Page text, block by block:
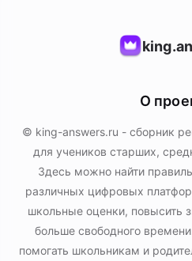
О
© king-answers.ru - сборник
для учеников старших,
Здесь можно найти
различных цифровых
школьные оценки, повысить
больше свободного
помогать школьникам и